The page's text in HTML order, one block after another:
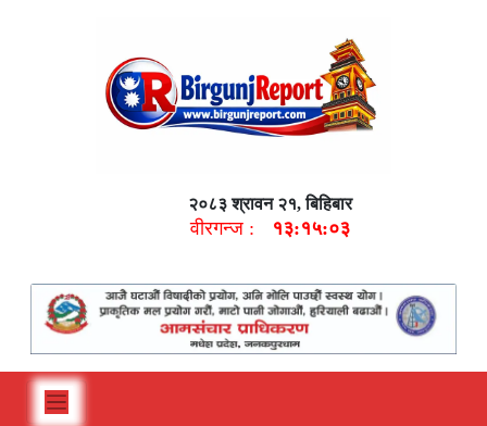
२०८३ श्रावन २१, बिहिबार
वीरगन्ज : १३:१५:०४